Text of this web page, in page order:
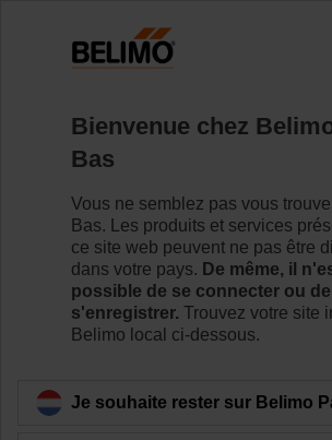
ZCQ-E
Retour a la catégorie de produits
Bienvenue chez
Bas
Vous ne semblez pas vous
Bas. Les produits et services
ce site web peuvent ne pas être
dans votre pays. De même, il
possible de se connecter ou de
s'enregistrer. Trouvez votre site
Belimo local ci-dessous.
Je souhaite rester sur Belimo